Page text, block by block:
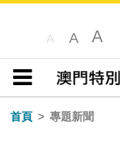
A A A
目錄
首頁
專題新聞